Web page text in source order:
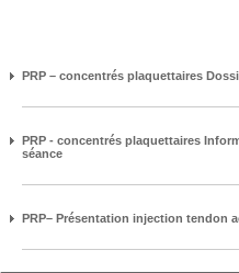
PRP – concentrés plaquettaires
PRP - concentrés plaquettaires
séance
PRP– Présentation injection tendon